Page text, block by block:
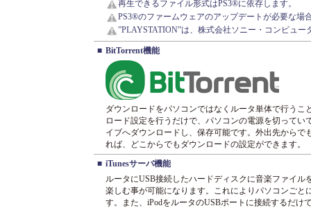
再生できるファイル形式はPS3®に依存します。
PS3®のファームウェアのアップデートが必要な場
”PLAYSTATION”は、株式会社ソニー・コンピュ
■ BitTorrent機能
ダウンロードをパソコンではなくルータ単体で行う
ロード設定を行うだけで、パソコンの電源を切って
イブへダウンロードし、保存可能です。外出先から
れば、どこからでもダウンロードの設定ができます。
■ iTunesサーバ機能
ルータにUSB接続したハードディスクに音楽ファイ
楽しむ事が可能になります。これによりパソコンごと
す。また、iPodをルータのUSBポートに接続するだけ